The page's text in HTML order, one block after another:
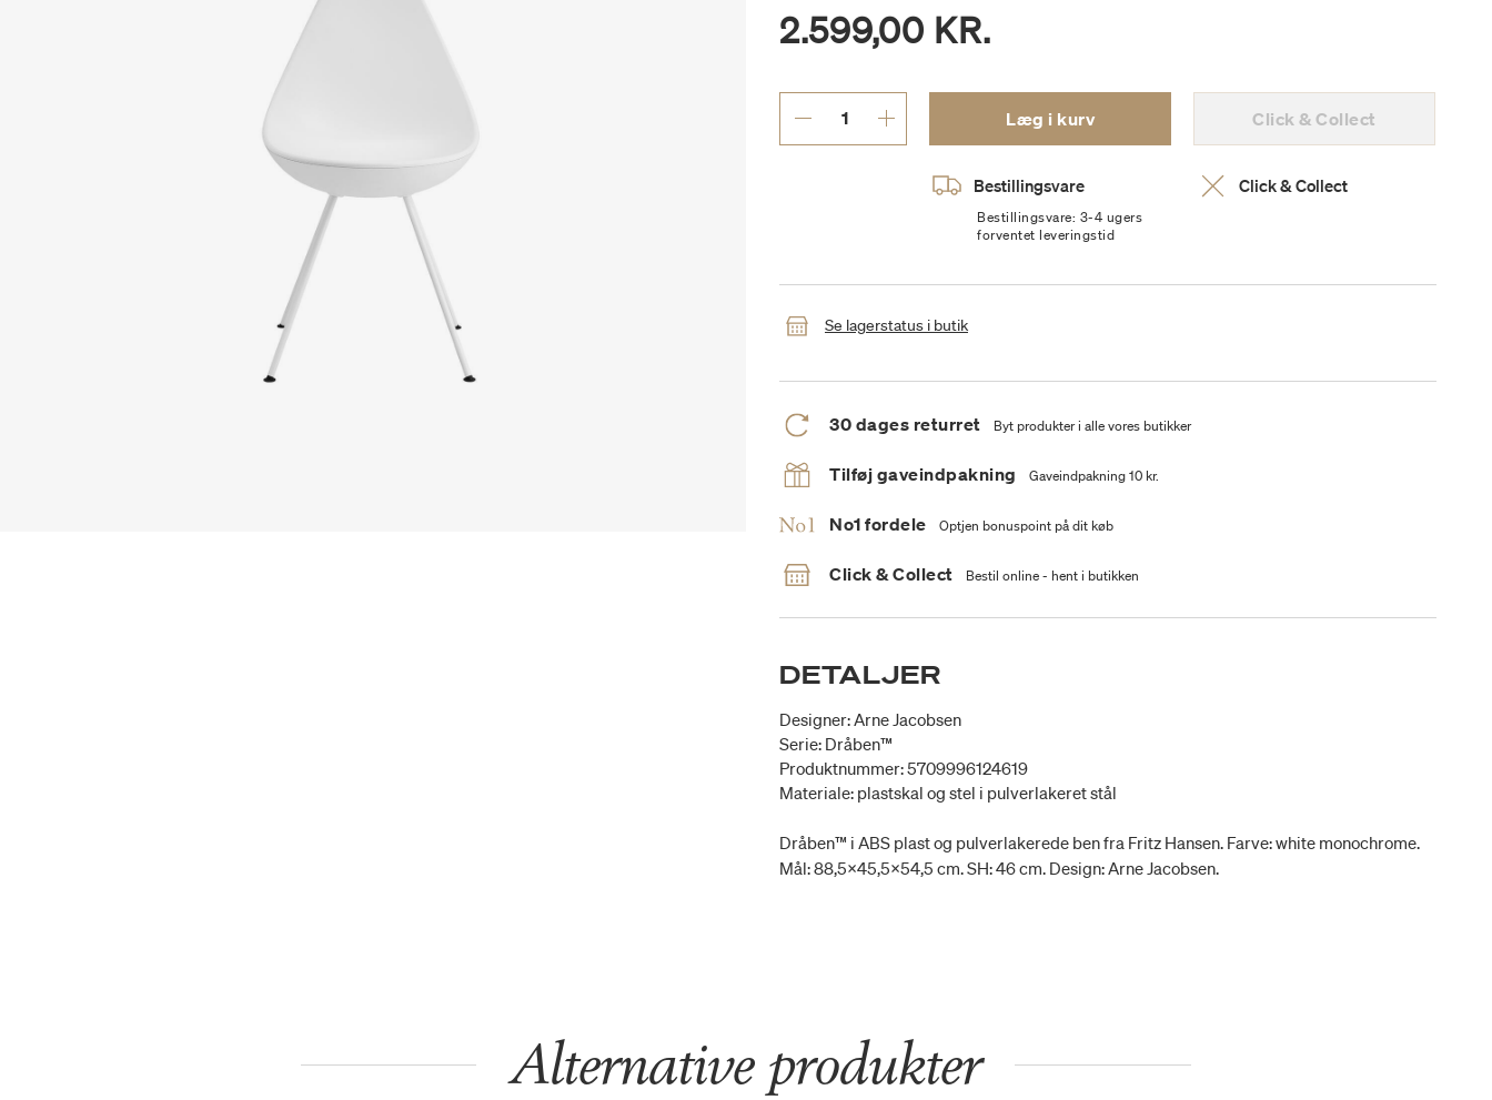
2.599,00 KR.
Læg i kurv Click & Collect
Bestillingsvare
Bestillingsvare: 3-4 ugers
forventet leveringstid
Click & Collect
Se lagerstatus i butik
30 dages returret Byt produkter i alle vores butikker
Tilføj gaveindpakning Gaveindpakning 10 kr.
No1 fordele Optjen bonuspoint på dit køb
Click & Collect Bestil online - hent i butikken
DETALJER
Designer: Arne Jacobsen
Serie: Dråben™
Produktnummer: 5709996124619
Materiale: plastskal og stel i pulverlakeret stål
Dråben™ i ABS plast og pulverlakerede ben fra Fritz Hansen. Farve: white monochrome.
Mål: 88,5x45,5x54,5 cm. SH: 46 cm. Design: Arne Jacobsen.
Alternative produkter